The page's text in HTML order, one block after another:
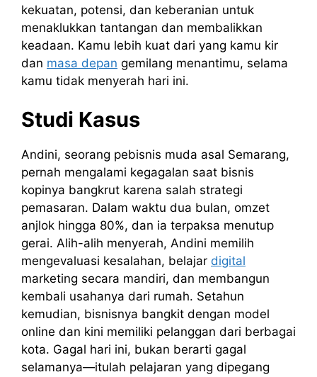
kekuatan, potensi, dan keberanian untuk
menaklukkan tantangan dan membalikkan
keadaan. Kamu lebih kuat dari yang kamu kir
dan masa depan gemilang menantimu, selama
kamu tidak menyerah hari ini.
Studi Kasus
Andini, seorang pebisnis muda asal Semarang,
pernah mengalami kegagalan saat bisnis
kopinya bangkrut karena salah strategi
pemasaran. Dalam waktu dua bulan, omzet
anjlok hingga 80%, dan ia terpaksa menutup
gerai. Alih-alih menyerah, Andini memilih
mengevaluasi kesalahan, belajar digital
marketing secara mandiri, dan membangun
kembali usahanya dari rumah. Setahun
kemudian, bisnisnya bangkit dengan model
online dan kini memiliki pelanggan dari berbagai
kota. Gagal hari ini, bukan berarti gagal
selamanya—itulah pelajaran yang dipegang